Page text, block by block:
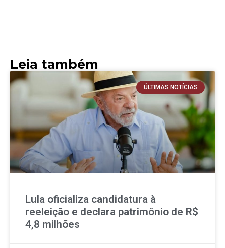
Leia também
ÚLTIMAS NOTÍCIAS
Lula oficializa candidatura à
reeleição e declara patrimônio de R$
4,8 milhões